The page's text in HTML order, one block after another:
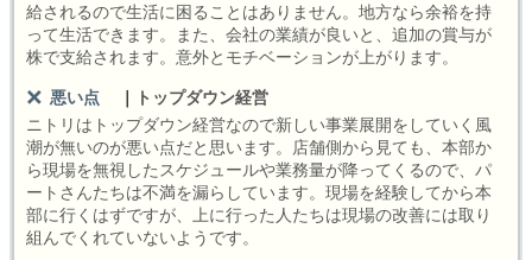
給されるので生活に困ることはありません。地方なら余裕を持
って生活できます。また、会社の業績が良いと、追加の賞与が
株で支給されます。意外とモチベーションが上がります。
悪い点
トップダウン経営
ニトリはトップダウン経営なので新しい事業展開をしていく風
潮が無いのが悪い点だと思います。店舗側から見ても、本部か
ら現場を無視したスケジュールや業務量が降ってくるので、パ
ートさんたちは不満を漏らしています。現場を経験してから本
部に行くはずですが、上に行った人たちは現場の改善には取り
組んでくれていないようです。